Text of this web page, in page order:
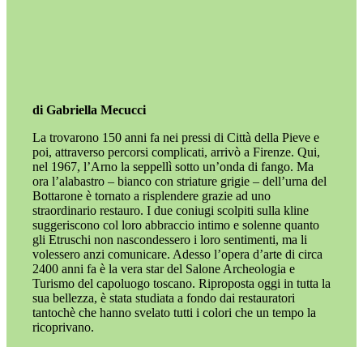
di Gabriella Mecucci
La trovarono 150 anni fa nei pressi di Città della Pieve e
poi, attraverso percorsi complicati, arrivò a Firenze. Qui,
nel 1967, l’Arno la seppellì sotto un’onda di fango. Ma
ora l’alabastro – bianco con striature grigie – dell’urna del
Bottarone è tornato a risplendere grazie ad uno
straordinario restauro. I due coniugi scolpiti sulla kline
suggeriscono col loro abbraccio intimo e solenne quanto
gli Etruschi non nascondessero i loro sentimenti, ma li
volessero anzi comunicare. Adesso l’opera d’arte di circa
2400 anni fa è la vera star del Salone Archeologia e
Turismo del capoluogo toscano. Riproposta oggi in tutta la
sua bellezza, è stata studiata a fondo dai restauratori
tantochè che hanno svelato tutti i colori che un tempo la
ricoprivano.